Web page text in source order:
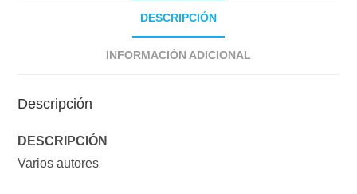
DESCRIPCIÓN
INFORMACIÓN ADICIONAL
Descripción
DESCRIPCIÓN
Varios autores